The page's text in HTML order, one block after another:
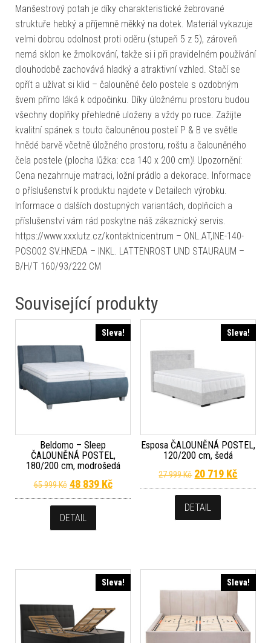
Manšestrový potah je díky charakteristické žebrované
struktuře hebký a příjemně měkký na dotek. Materiál vykazuje
velmi dobrou odolnost proti oděru (stupeň 5 z 5), zároveň
nemá sklon ke žmolkování, takže si i při pravidelném používání
dlouhodobě zachovává hladký a atraktivní vzhled. Stačí se
opřít a užívat si klid – čalouněné čelo postele s ozdobným
švem přímo láká k odpočinku. Díky úložnému prostoru budou
všechny doplňky přehledně uloženy a vždy po ruce. Zažijte
kvalitní spánek s touto čalouněnou postelí P & B ve světle
hnědé barvě včetně úložného prostoru, roštu a čalouněného
čela postele (plocha lůžka: cca 140 x 200 cm)! Upozornění:
Cena nezahrnuje matraci, ložní prádlo a dekorace. Informace
o příslušenství k produktu najdete v Detailech výrobku.
Informace o dalších dostupných variantách, doplňcích a
příslušenství vám rád poskytne náš zákaznický servis.
https://www.xxxlutz.cz/kontaktnicentrum – ONL.AT,INE-140-
POSO02 SV.HNEDA – INKL. LATTENROST UND STAURAUM –
B/H/T 160/93/222 CM
Související produkty
Sleva!
Beldomo – Sleep
ČALOUNĚNÁ POSTEL,
180/200 cm, modrošedá
65 999Kč Původní cena byla: 65 999 Kč.
48 839 KčAktuální cena je: 48 839 Kč.
DETAIL
Sleva!
Esposa ČALOUNĚNÁ POSTEL,
120/200 cm, šedá
27 999Kč Původní cena
20 719 Kč
DETAIL
Sleva! Sleva!